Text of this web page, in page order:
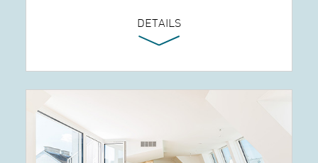
DETAILS